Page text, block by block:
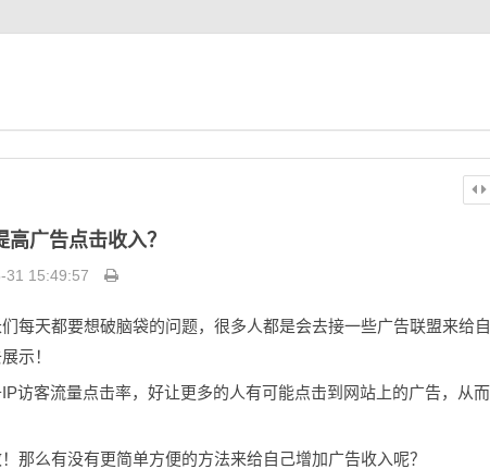
高广告点击收入？
31 15:49:57
每天都要想破脑袋的问题，很多人都是会去接一些广告联盟来给自
示！
IP访客流量点击率，好让更多的人有可能点击到网站上的广告，从而
那么有没有更简单方便的方法来给自己增加广告收入呢？